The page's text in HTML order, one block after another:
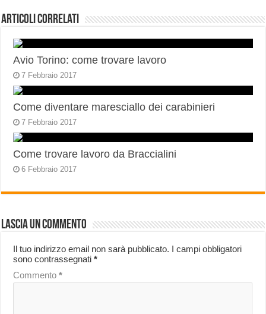
Articoli correlati
Avio Torino: come trovare lavoro
7 Febbraio 2017
Come diventare maresciallo dei carabinieri
7 Febbraio 2017
Come trovare lavoro da Braccialini
6 Febbraio 2017
Lascia un commento
Il tuo indirizzo email non sarà pubblicato. I campi obbligatori
sono contrassegnati*
Commento*